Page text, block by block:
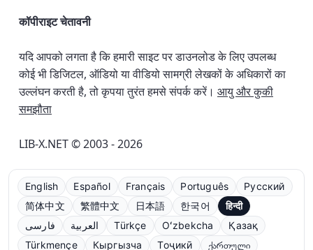
कॉपीराइट चेतावनी
यदि आपको लगता है कि हमारी साइट पर डाउनलोड के लिए उपलब्ध
कोई भी डिजिटल, ऑडियो या वीडियो सामग्री लेखकों के अधिकारों का
उल्लंघन करती है, तो कृपया तुरंत हमसे संपर्क करें। आयु और कुकी
समझौता
LIB-X.NET © 2003 - 2026
English Español Français Português
Русский
简体中文
繁體中文 日本語 한국어
हिन्दी
فارسی
العربية Türkçe Oʻzbekcha
Қазақ
Türkmençe
Кыргызча Тоҷикӣ ქართული